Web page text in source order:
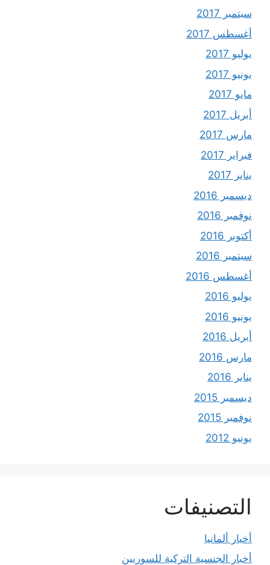
سبتمبر 2017
أغسطس 2017
يوليو 2017
يونيو 2017
مايو 2017
أبريل 2017
مارس 2017
فبراير 2017
يناير 2017
ديسمبر 2016
نوفمبر 2016
أكتوبر 2016
سبتمبر 2016
أغسطس 2016
يوليو 2016
يونيو 2016
أبريل 2016
مارس 2016
يناير 2016
ديسمبر 2015
نوفمبر 2015
يونيو 2012
التصنيفات
أخبار ألمانيا
أخبار الجنسية التركية للسوريين